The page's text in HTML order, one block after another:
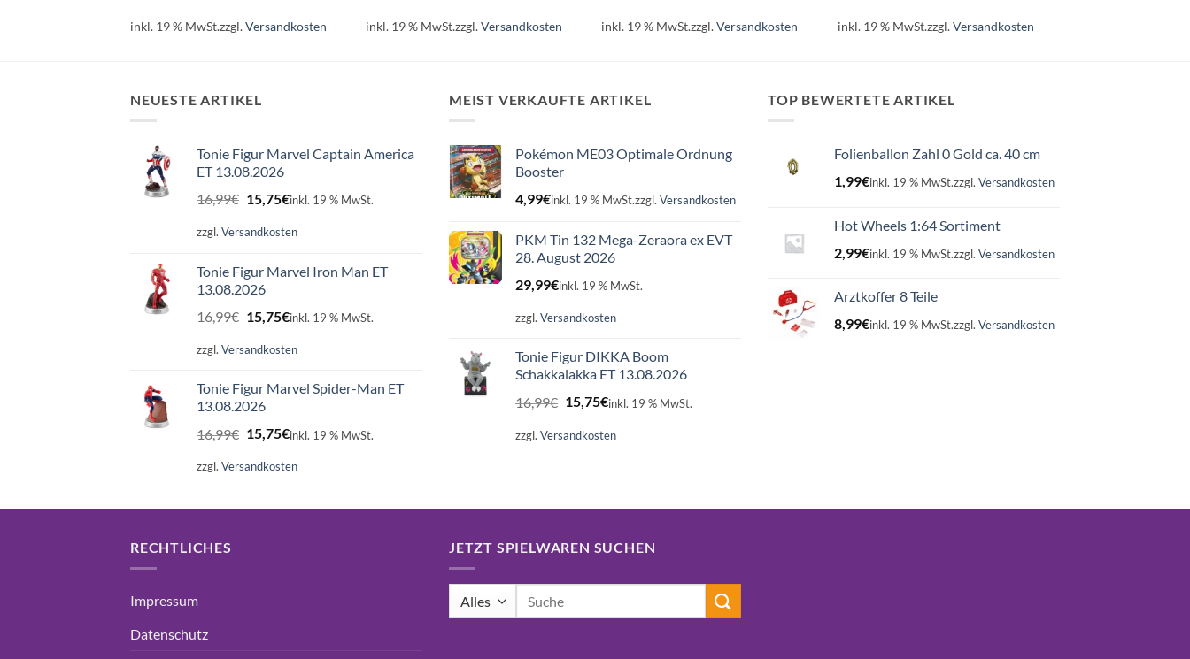
inkl. 19 % MwSt.zzgl.Versandkosten inkl. 19 % MwSt.zzgl.Versandkosten inkl. 19 % MwSt.zzgl.Versandkosten inkl. 19 % MwSt.zzgl.Versandkosten
NEUESTE ARTIKEL
Tonie Figur Marvel Captain America
ET 13.08.2026
16,99€ Ursprünglicher
Preis
war:
15,75€Aktueller
ist:
inkl. 19 % MwSt.
zzgl. Versandkosten
Tonie Figur Marvel Iron Man ET
13.08.2026
16,99€ Ursprünglicher
Preis
war:
15,75€Aktueller
ist:
inkl. 19 % MwSt.
zzgl. Versandkosten
Tonie Figur Marvel Spider-Man ET
13.08.2026
16,99€ Ursprünglicher
war:
15,75€Aktueller
ist:
inkl. 19 % MwSt.
zzgl. Versandkosten
MEIST VERKAUFTE ARTIKEL
Pokémon ME03 Optimale Ordnung
Booster
4,99€inkl. 19 % MwSt.zzgl. Versandkosten
PKM Tin 132 Mega-Zeraora ex EVT
28. August 2026
29,99€inkl. 19 % MwSt.
zzgl. Versandkosten
Tonie Figur DIKKA Boom
Schakkalakka ET 13.08.2026
16,99€ Ursprünglicher
war:
15,75€Aktueller
ist:
inkl. 19 % MwSt.
zzgl. Versandkosten
TOP BEWERTETE ARTIKEL
Folienballon Zahl 0 Gold ca. 40 cm
1,99€inkl. 19 % MwSt.zzgl. Versandkosten
Hot Wheels 1:64 Sortiment
2,99€inkl. 19 % MwSt.zzgl. Versandkosten
Arztkoffer 8 Teile
8,99€inkl. 19 % MwSt.zzgl. Versandkosten
RECHTLICHES
Impressum
Datenschutz
JETZT SPIELWAREN SUCHEN